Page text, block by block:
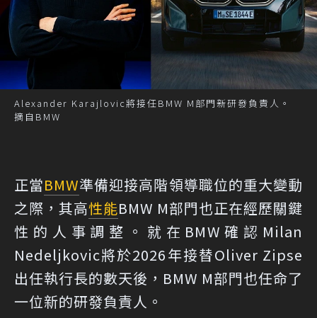
Alexander Karajlovic將接任BMW M部門新研發負責人。
摘自BMW
正當BMW準備迎接高階領導職位的重大變動
之際，其高性能BMW M部門也正在經歷關鍵
性的人事調整。就在BMW確認Milan
Nedeljkovic將於2026年接替Oliver Zipse
出任執行長的數天後，BMW M部門也任命了
一位新的研發負責人。